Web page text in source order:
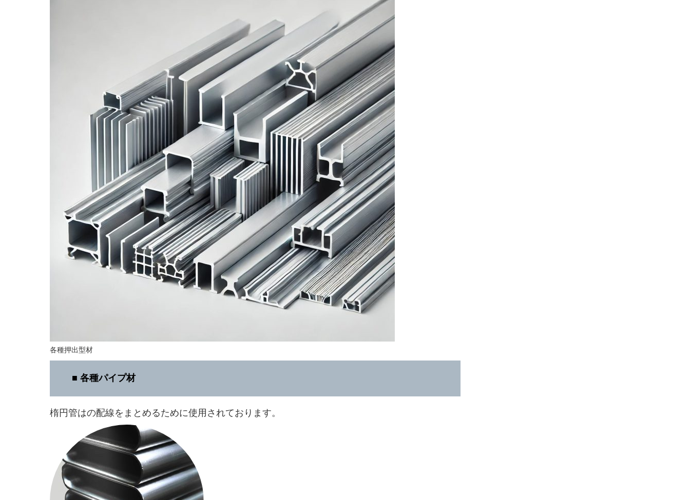
各種押出型材
■ 各種パイプ材
楕円管はの配線をまとめるために使用されております。